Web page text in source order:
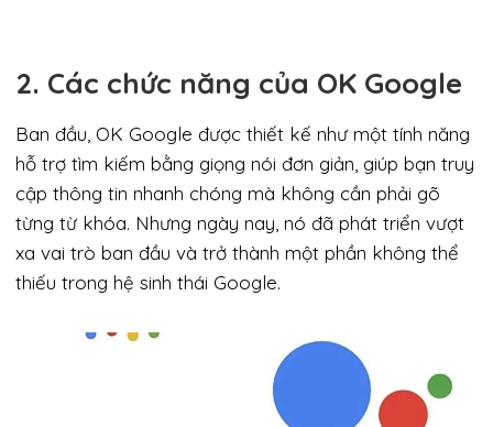
2. Các chức năng của OK Google
Ban đầu, OK Google được thiết kế như một tính năng
hỗ trợ tìm kiếm bằng giọng nói đơn giản, giúp bạn truy
cập thông tin nhanh chóng mà không cần phải gõ
từng từ khóa. Nhưng ngày nay, nó đã phát triển vượt
xa vai trò ban đầu và trở thành một phần không thể
thiếu trong hệ sinh thái Google.